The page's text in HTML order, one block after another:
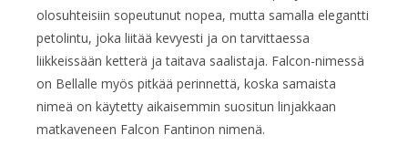
olosuhteisiin sopeutunut nopea, mutta samalla elegantti
petolintu, joka liitää kevyesti ja on tarvittaessa
liikkeissään ketterä ja taitava saalistaja. Falcon-nimessä
on Bellalle myös pitkää perinnettä, koska samaista
nimeä on käytetty aikaisemmin suositun linjakkaan
matkaveneen Falcon Fantinon nimenä.